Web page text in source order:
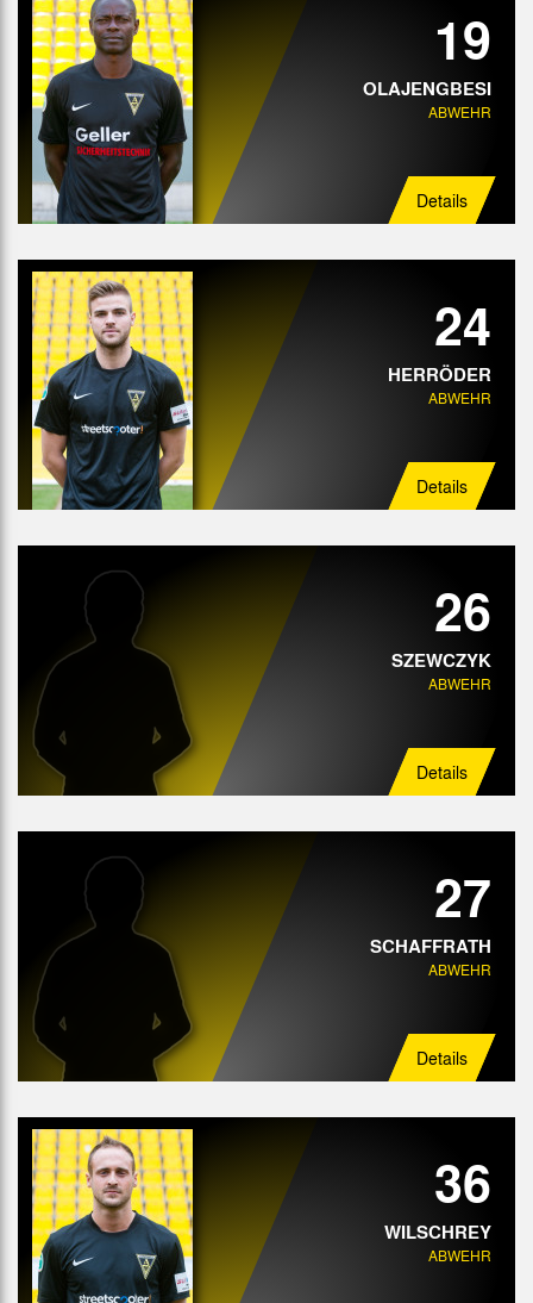
19
OLAJENGBESI
ABWEHR
Details
24
HERRÖDER
ABWEHR
Details
26
SZEWCZYK
ABWEHR
Details
27
SCHAFFRATH
ABWEHR
Details
36
WILSCHREY
ABWEHR